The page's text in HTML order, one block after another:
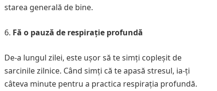
starea generală de bine.
Fă o pauză de respirație profundă
De-a lungul zilei, este ușor să te simți copleșit de
sarcinile zilnice. Când simți că te apasă stresul, ia-ți
câteva minute pentru a practica respirația profundă.